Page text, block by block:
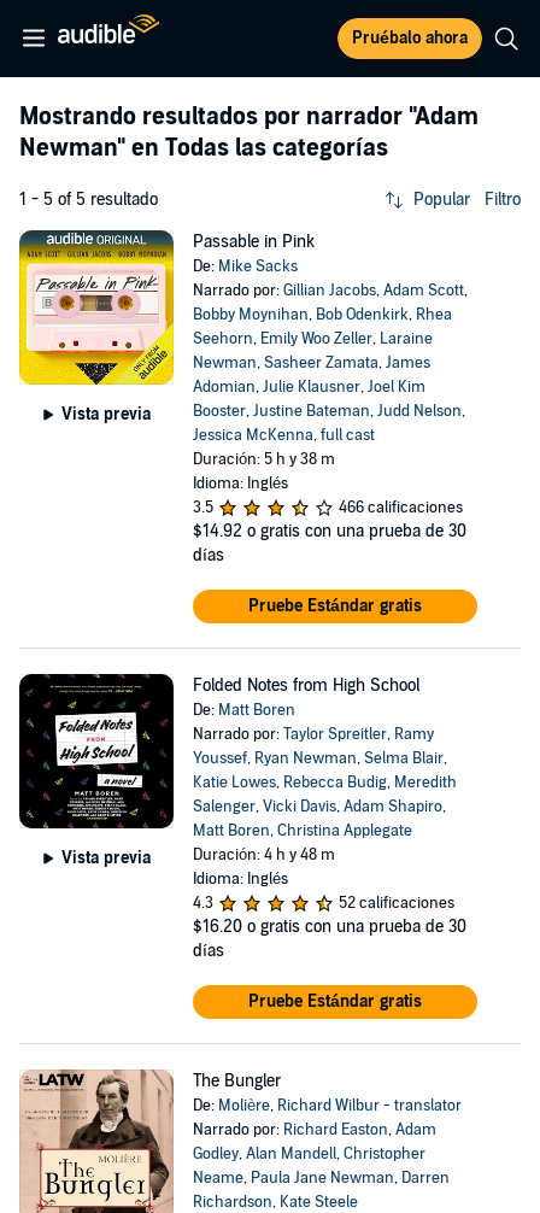
Pruébalo ahora
Mostrando resultados por narrador "Adam
Newman" en Todas las categorías
1 - 5 of 5 resultado Popular Filtro
Vista previa
Passable in Pink
De: Mike Sacks
Narrado por:Gillian Jacobs,Adam Scott,
Bobby Moynihan, Bob Odenkirk, Rhea
Seehorn, Emily Woo Zeller, Laraine
Newman,Sasheer Zamata,James
Adomian,Julie Klausner,Joel Kim
Booster,Justine Bateman,Judd Nelson,
Jessica McKenna,full cast
Duración: 5 h y 38 m
Idioma: Inglés
3.5
466 calificaciones
$14.92 o gratis con una prueba de 30
días
Pruebe Estándar gratis
Vista previa
Folded Notes from High School
De: Matt Boren
Narrado por:Taylor Spreitler, Ramy
Youssef, Ryan Newman,Selma Blair,
Katie Lowes, Rebecca Budig, Meredith
Salenger,Vicki Davis,Adam Shapiro,
Matt Boren,Christina Applegate
Duración: 4 h y 48 m
Idioma: Inglés
4.3
52 calificaciones
$16.20 o gratis con una prueba de 30
días
Pruebe Estándar gratis
The Bungler
De: Molière, Richard Wilbur - translator
Narrado por: Richard Easton,Adam
Godley,Alan Mandell,Christopher
Neame, Paula Jane Newman, Darren
Richardson, Kate Steele